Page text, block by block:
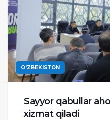
O'ZBEKISTON
Sayyor qabullar
xizmat qiladi